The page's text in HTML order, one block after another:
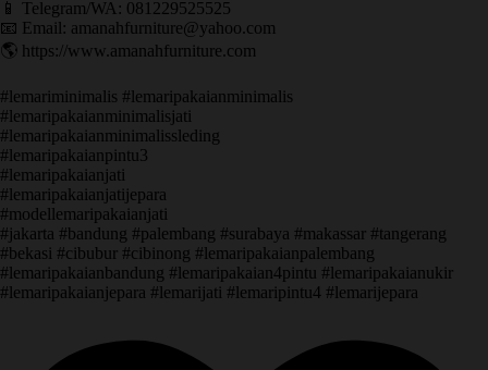
📱 Telegram/WA: 081229525525
📧 Email: amanahfurniture@yahoo.com
🌎 https://www.amanahfurniture.com
#lemariminimalis #lemaripakaianminimalis
#lemaripakaianminimalisjati
#lemaripakaianminimalissleding
#lemaripakaianpintu3
#lemaripakaianjati
#lemaripakaianjatijepara
#modellemaripakaianjati
#jakarta #bandung #palembang #surabaya #makassar #tangerang
#bekasi #cibubur #cibinong #lemaripakaianpalembang
#lemaripakaianbandung #lemaripakaian4pintu #lemaripakaianukir
#lemaripakaianjepara #lemarijati #lemaripintu4 #lemarijepara